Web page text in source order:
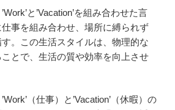
と’Vacation’を組み合わせた言
事を組み合わせ、場所に縛られず
。この生活スタイルは、物理的な
とで、生活の質や効率を向上させ
（仕事）と’Vacation’（休暇）の